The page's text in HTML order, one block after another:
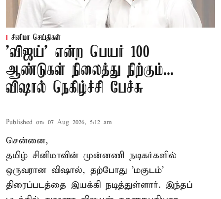
சினிமா செய்திகள்
'விஜய்' என்ற பெயர் 100
ஆண்டுகள் நிலைத்து நிற்கும்...
விஷால் நெகிழ்ச்சி பேச்சு
Published on: 07 Aug 2026, 5:12 am
சென்னை,
தமிழ் சினிமாவின் முன்னணி நடிகர்களில்
ஒருவரான விஷால், தற்போது 'மகுடம்'
திரைப்படத்தை இயக்கி நடித்துள்ளார். இந்தப்